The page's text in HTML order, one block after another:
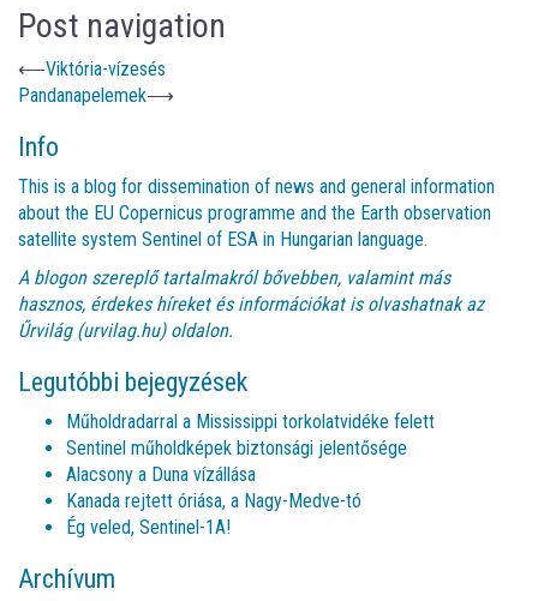
Post navigation
⟵Viktória-vízesés
Pandanapelemek⟶
Info
This is a blog for dissemination of news and general information
about the EU Copernicus programme and the Earth observation
satellite system Sentinel of ESA in Hungarian language.
A blogon szereplő tartalmakról bővebben, valamint más
hasznos, érdekes híreket és információkat is olvashatnak az
Űrvilág (urvilag.hu)oldalon.
Legutóbbi bejegyzések
Műholdradarral a Mississippi torkolatvidéke felett
Sentinel műholdképek biztonsági jelentősége
Alacsony a Duna vízállása
Kanada rejtett óriása, a Nagy-Medve-tó
Ég veled, Sentinel-1A!
Archívum